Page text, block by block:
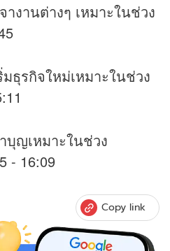
งานต่างๆ เหมาะในช่วง
ธุรกิจใหม่เหมาะในช่วง
บุญเหมาะในช่วง
Copy link